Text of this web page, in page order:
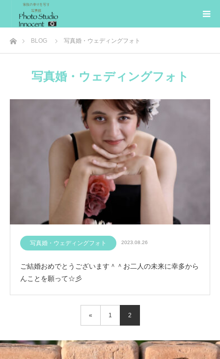
ホームBLOG 写真婚・ウェディングフォト
写真婚・ウェディングフォト
写真婚・ウェディングフォト 2023.08.26
ご結婚おめでとうございます＾＾お二人の未来に幸多から
んことを願って☆彡
« 1 2